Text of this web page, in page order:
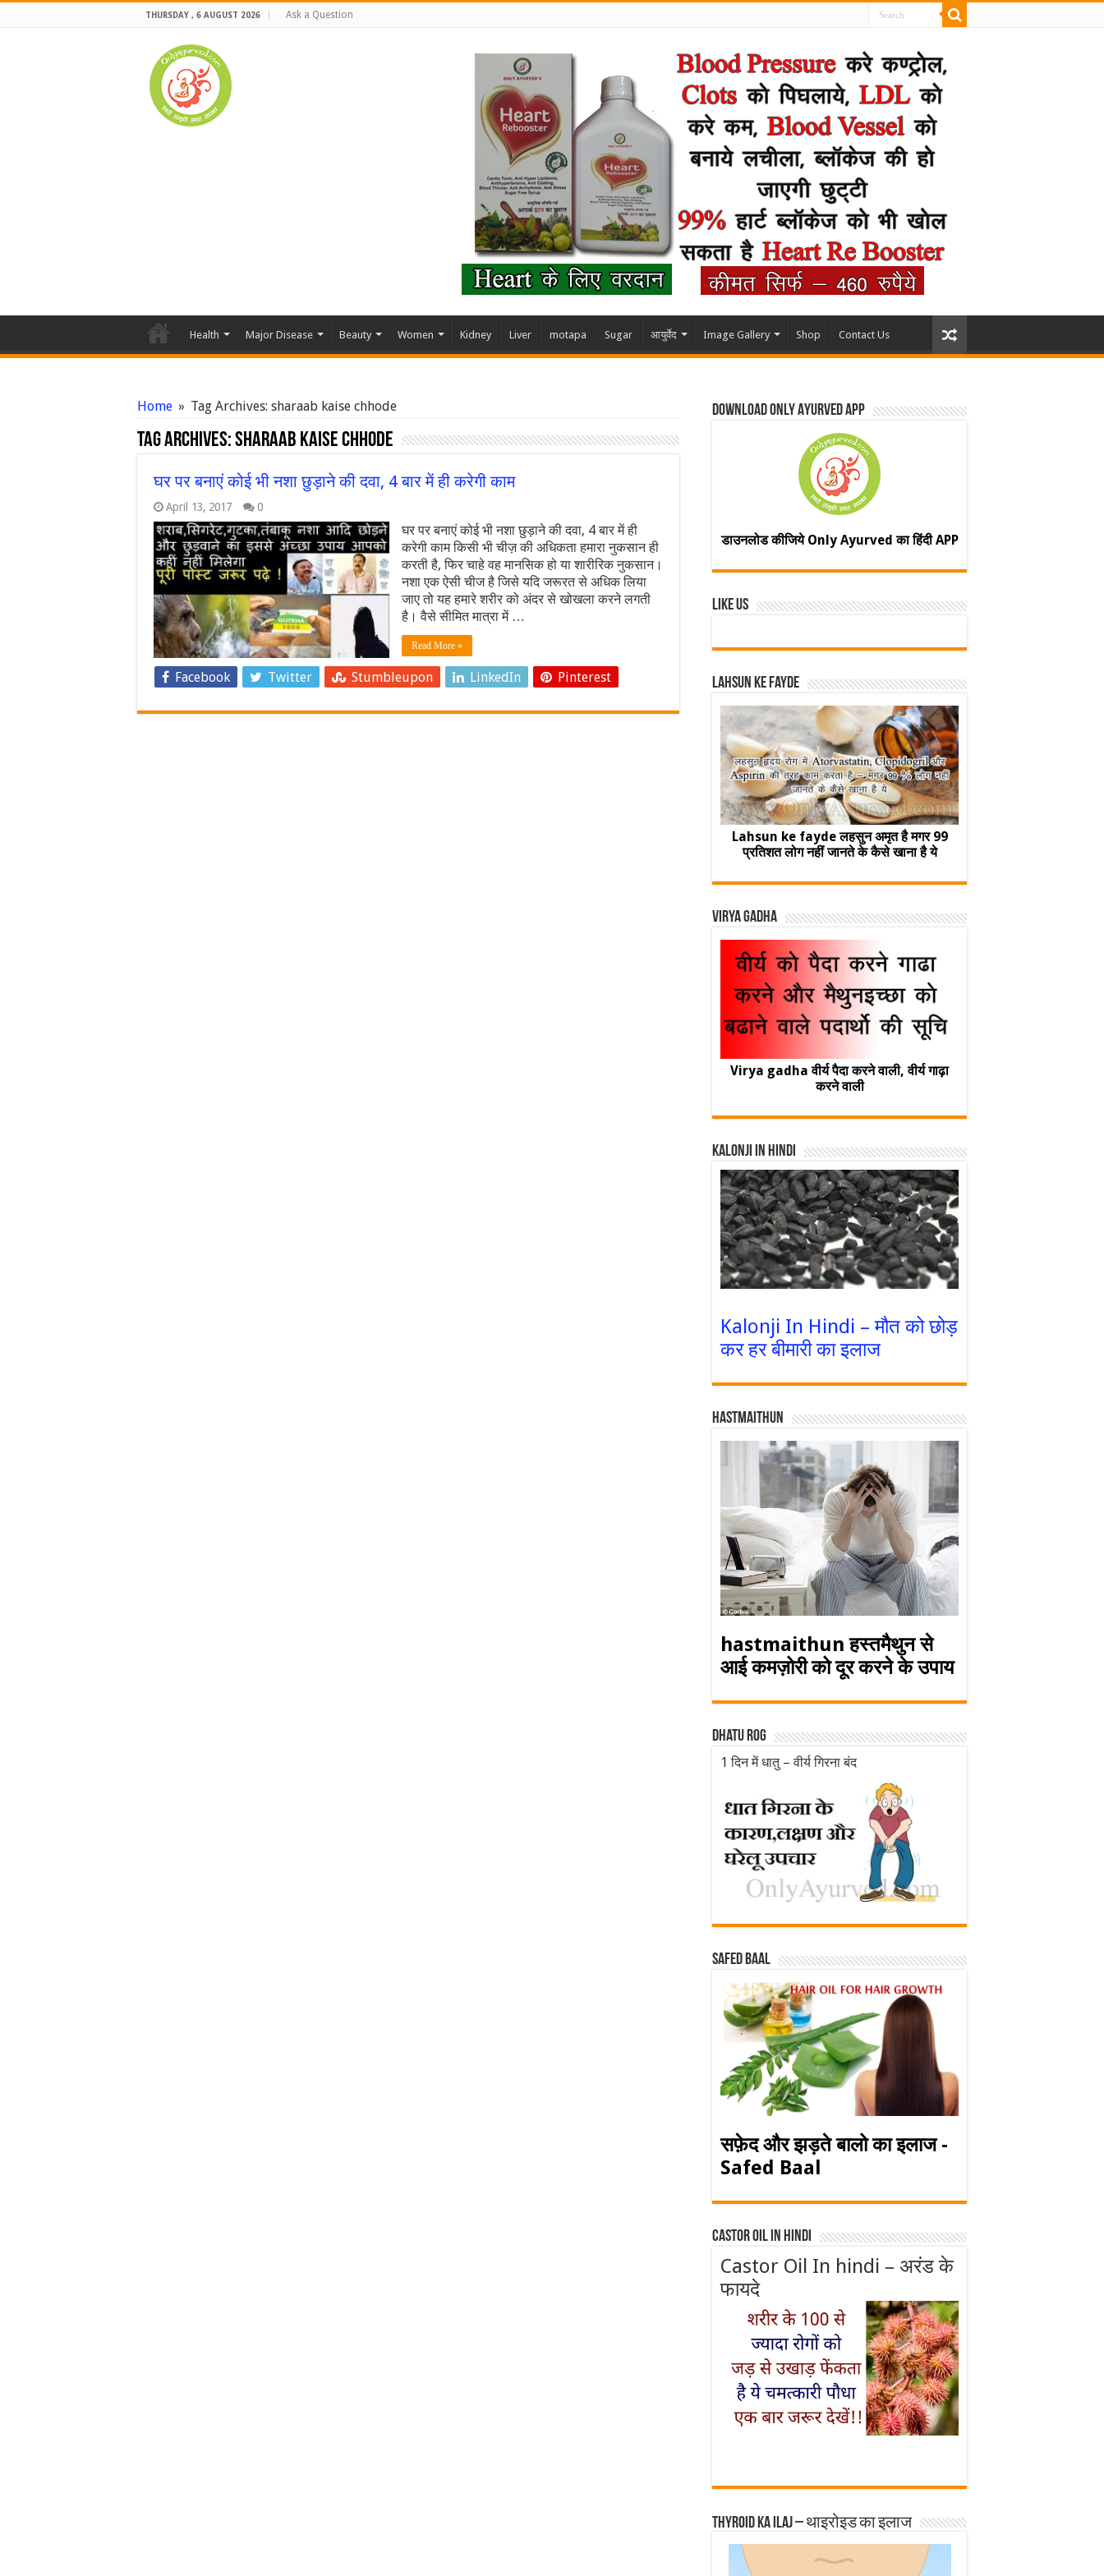
THURSDAY , 6 AUGUST 2026 Ask a Question
Health Major Disease Beauty Women Kidney Liver motapa Sugar आयुर्वेद Image Gallery Shop Contact Us
Home » Tag Archives: sharaab kaise chhode
Tag Archives:sharaab kaise chhode
घर पर बनाएं कोई भी नशा छुड़ाने की दवा, 4 बार में ही करेगी काम
April 13, 2017 0
घर पर बनाएं कोई भी नशा छुड़ाने की दवा, 4 बार में ही
करेगी काम किसी भी चीज़ की अधिकता हमारा नुकसान ही
करती है, फिर चाहे वह मानसिक हो या शारीरिक नुकसान।
नशा एक ऐसी चीज है जिसे यदि जरूरत से अधिक लिया
जाए तो यह हमारे शरीर को अंदर से खोखला करने लगती
है। वैसे सीमित मात्रा में …
Read More »
Facebook Twitter Stumbleupon LinkedIn Pinterest
Download Only Ayurved App
डाउनलोड कीजिये Only Ayurved का हिंदी APP
Like Us
Lahsun ke fayde
Lahsun ke fayde लहसुन अमृत है मगर 99
प्रतिशत लोग नहीं जानते के कैसे खाना है ये
Virya Gadha
Virya gadha वीर्य पैदा करने वाली, वीर्य गाढ़ा
करने वाली
Kalonji In Hindi
Kalonji In Hindi – मौत को छोड़
कर हर बीमारी का इलाज
Hastmaithun
hastmaithun हस्तमैथुन से
आई कमज़ोरी को दूर करने के उपाय
Dhatu rog
1 दिन में धातु – वीर्य गिरना बंद
Safed baal
सफ़ेद और झड़ते बालो का इलाज -
Safed Baal
Castor Oil In Hindi
Castor Oil In hindi – अरंड के
फायदे
Thyroid ka ilaj – थाइरोइड का इलाज